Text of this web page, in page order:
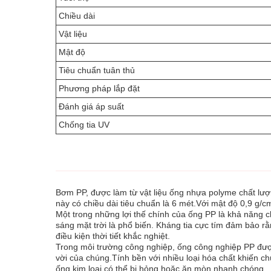
Chiều dài
Vật liệu
Mật độ
Tiêu chuẩn tuân thủ
Phương pháp lắp đặt
Đánh giá áp suất
Chống tia UV
Bơm PP, được làm từ vật liệu ống nhựa polyme chất
này có chiều dài tiêu chuẩn là 6 mét.Với mật độ 0,9 g/
Một trong những lợi thế chính của ống PP là khả năng
sáng mặt trời là phổ biến. Kháng tia cực tím đảm bảo
điều kiện thời tiết khắc nghiệt.
Trong môi trường công nghiệp, ống công nghiệp PP
vời của chúng.Tính bền với nhiều loại hóa chất khiến
ống kim loại có thể bị hỏng hoặc ăn mòn nhanh chóng.